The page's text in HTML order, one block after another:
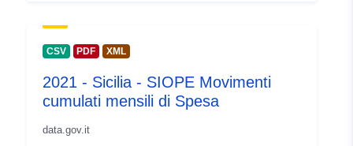
uriRef:
É versão de: https://doi.org/10.5281/
CSV PDF XML
2021 - Sicilia - SIOPE Movimenti
cumulati mensili di Spesa
data.gov.it